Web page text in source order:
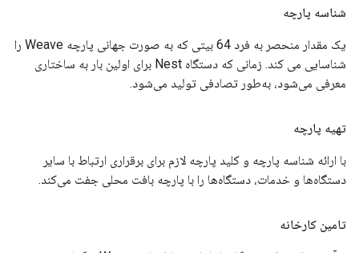
شناسه پارچه
یک مقدار منحصر به فرد 64 بیتی که به صورت جهانی پارچه Weave را
شناسایی می کند. زمانی که دستگاه Nest برای اولین بار به ساختاری
معرفی می‌شود، به‌طور تصادفی تولید می‌شود.
تهیه پارچه
با ارائه شناسه پارچه و کلید پارچه لازم برای برقراری ارتباط با سایر
دستگاه‌ها و خدمات، دستگاه‌ها را با پارچه بافت محلی جفت می‌کند.
تامین کارخانه